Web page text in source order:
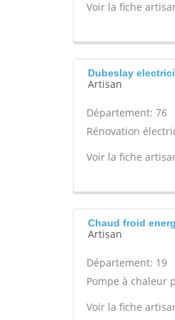
Voir la fiche
Dubeslay
Artisan
Département: 76
Rénovation
Voir la fiche
Chaud froid
Artisan
Département: 19
Pompe à chaleur
Voir la fiche